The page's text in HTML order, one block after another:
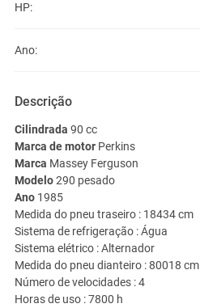
HP:
Ano:
Descrição
Cilindrada 90 cc
Marca de motor Perkins
Marca Massey Ferguson
Modelo 290 pesado
Ano 1985
Medida do pneu traseiro : 18434 cm
Sistema de refrigeração :Água
Sistema elétrico :Alternador
Medida do pneu dianteiro :80018 cm
Número de velocidades :4
Horas de uso :7800 h